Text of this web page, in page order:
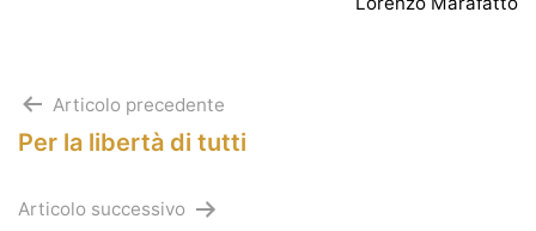
Navigazione
Articolo precedente
Per la libertà di tutti
Articolo successivo